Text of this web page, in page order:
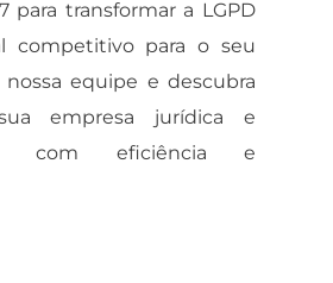
para transformar a LGPD
competitivo para o seu
equipe e descubra
empresa jurídica e
com eficiência e